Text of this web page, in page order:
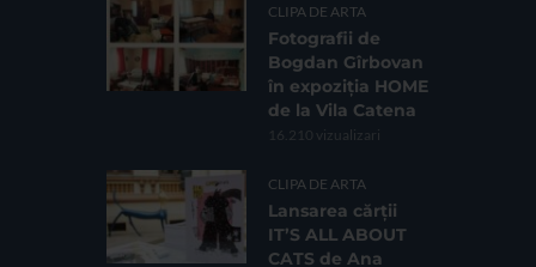
CLIPA DE ARTA
Fotografii de
Bogdan Gîrbovan
în expoziția HOME
de la Vila Catena
16.210 vizualizari
CLIPA DE ARTA
Lansarea cărții
IT’S ALL ABOUT
CATS de Ana